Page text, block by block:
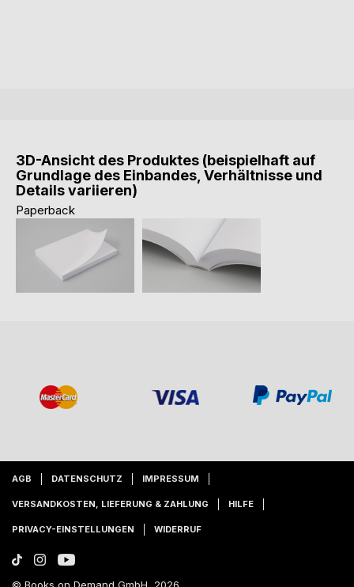
3D-Ansicht des Produktes (beispielhaft auf
Grundlage des Einbandes, Verhältnisse und
Details variieren)
Paperback
AGB DATENSCHUTZ IMPRESSUM
VERSANDKOSTEN, LIEFERUNG & ZAHLUNG HILFE
PRIVACY-EINSTELLUNGEN WIDERRUF